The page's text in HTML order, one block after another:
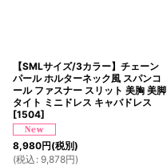
【SMLサイズ/3カラー】チェーン
パール ホルターネック風 スパンコ
ール ファスナー スリット 美胸 美脚
タイト ミニドレス キャバドレス
[1504]
8,980円(税別)
(税込 : 9,878円)